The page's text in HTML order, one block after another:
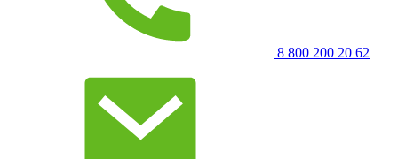
8 800 200 20 62